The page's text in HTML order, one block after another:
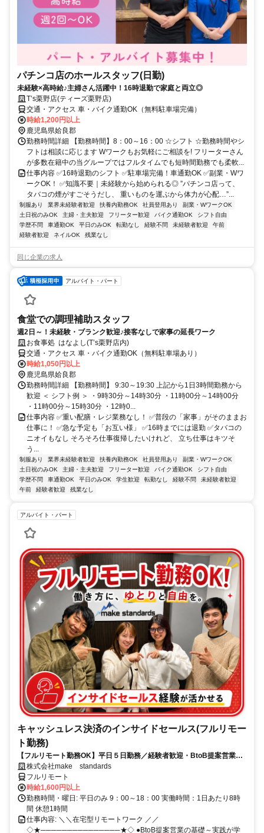
パチンコ店のホールスタッフ(日勤)
未経験×高時給♪主婦さん活躍中！16時退勤で家庭と両立◎
T’s栗野店(ティーズ栗野店)
交通・アクセス 車・バイク通勤OK（無料駐車場完備）
時給1,200円以上
鹿児島県姶良郡
勤務時間詳細 【勤務時間】8：00～16：00 ☆シフト ☆勤務時間やシ
フトは相談に応じます Wワークもお気軽にご相談を! フリーターさん
が多数在籍中の当グループではフルタイムでも短時間勤務でも柔軟...
仕事内容 ✅16時退勤のシフト ✅駐車場完備！車通勤OK ✅副業・Wワ
ークOK！ ✅知識不要｜未経験から始められる◎ ”パチンコ店って、
タバコの煙がすごそうだし、 重いものを運ぶから体力が心配…”...
制服あり 業界未経験者歓迎 扶養内勤務OK 社員登用あり
副業・WワークOK
土日祝のみOK
主婦・主夫歓迎 フリーター歓迎 バイク通勤OK
シフト自由
学歴不問
車通勤OK 平日のみOK 転勤なし 経験不問 未経験者歓迎
午前
経験者歓迎
ネイルOK 残業なし
同じ企業の求人
アルバイト・パート
食堂での調理補助スタッフ
週2日～！未経験・ブランク歓迎♪接客なしで家事の延長ワーク
お食事処 はなよし(T’s栗野店内)
交通・アクセス 車・バイク通勤OK（無料駐車場あり）
時給1,050円以上
鹿児島県姶良郡
勤務時間詳細 【勤務時間】 9:30～19:30 上記から1日3時間勤務から
歓迎 ＜ シフト例 ＞ ・9時30分～14時30分 ・11時00分～14時00分
・11時00分～15時30分 ・12時0...
仕事内容 ✅重い配膳・レジ業務なし！ ✅普段の「家事」がそのままお
仕事に！ ✅急な予定も「お互い様」 ✅16時までには退勤 ✅タバコの
ニオイもなし そろそろ仕事復帰したいけれど、 立ち仕事はキツそ
う...
制服あり 業界未経験者歓迎 扶養内勤務OK 社員登用あり
副業・WワークOK
土日祝のみOK
主婦・主夫歓迎 フリーター歓迎 バイク通勤OK
シフト自由
学歴不問
車通勤OK 平日のみOK 学生歓迎 転勤なし 経験不問
未経験者歓迎
午前
経験者歓迎 残業なし
アルバイト・パート
キャッシュレス決済のインサイドセールス(フルリモー
ト勤務)
【フルリモート勤務OK】平日５日勤務／経験者歓迎・BtoB提案営業で
スキルアップ
株式会社make standards
フルリモート
時給1,600円以上
勤務時間・曜日: 平日のみ 9：00～18：00 実働時間：1日あたり8時
間 休憩1時間
仕事内容: ＼＼在宅型リモートワーク ／／
◇★───────────────★◇ ●BtoB提案営業の基礎～実践が学